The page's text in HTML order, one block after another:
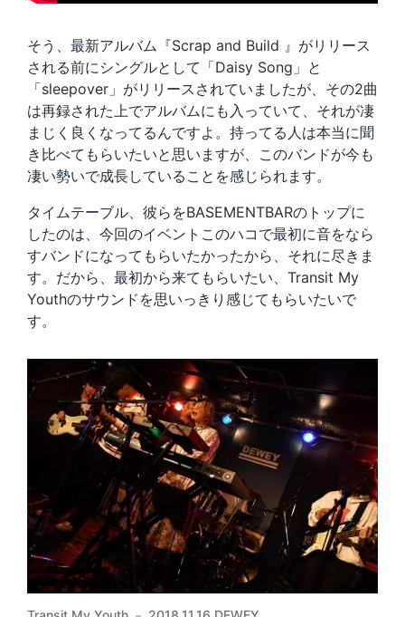
そう、最新アルバム『Scrap and Build 』がリリース
される前にシングルとして「Daisy Song」と
「sleepover」がリリースされていましたが、その2曲
は再録された上でアルバムにも入っていて、それが凄
まじく良くなってるんですよ。持ってる人は本当に聞
き比べてもらいたいと思いますが、このバンドが今も
凄い勢いで成長していることを感じられます。
タイムテーブル、彼らをBASEMENTBARのトップに
したのは、今回のイベントこのハコで最初に音をなら
すバンドになってもらいたかったから、それに尽きま
す。だから、最初から来てもらいたい、Transit My
Youthのサウンドを思いっきり感じてもらいたいで
す。